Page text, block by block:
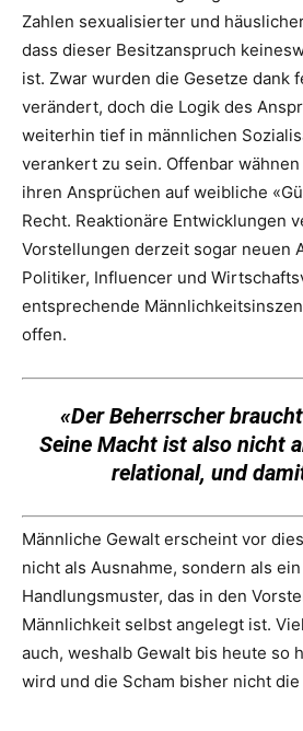
Zahlen sexualisierter und
dass dieser Besitzanspruch
ist. Zwar wurden die Gesetze dank
verändert, doch die Logik des
weiterhin tief in männlichen
verankert zu sein. Offenbar
ihren Ansprüchen auf weibliche
Recht. Reaktionäre Entwicklungen
Vorstellungen derzeit sogar neuen
Politiker, Influencer und
entsprechende
offen.
«Der Beherrscher
Seine Macht ist also nicht
relational, und
Männliche Gewalt erscheint vor
nicht als Ausnahme, sondern als
Handlungsmuster, das in den
Männlichkeit selbst angelegt ist.
auch, weshalb Gewalt bis heute so
wird und die Scham bisher nicht